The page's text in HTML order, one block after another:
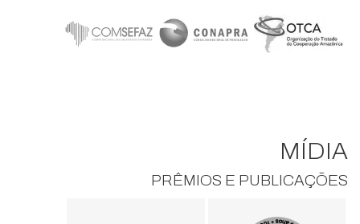
MÍDIA
PRÊMIOS E PUBLICAÇÕES